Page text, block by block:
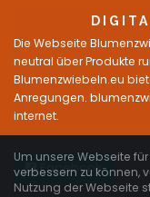
Die Webseite
neutral über Produkte
Blumenzwiebeln.eu
Anregungen.
internet.
Facebook
Um unsere Webseite
verbessern zu können,
Nutzung der Webseite